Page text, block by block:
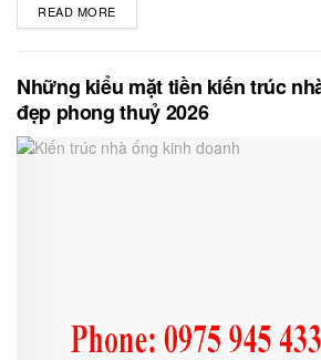
READ MORE
Những kiểu mặt tiền kiến trúc
đẹp phong thuỷ 2026